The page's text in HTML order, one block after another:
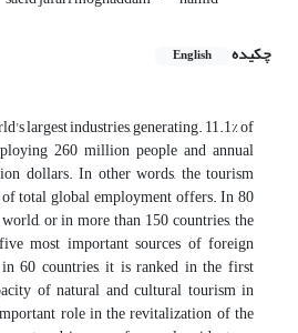
چکیده English
largest industries, generating. 11.1% of
260 million people and annual
dollars. In other words, the tourism
total global employment offers. In 80
or in more than 150 countries, the
most important sources of foreign
in 60 countries, it is ranked in the first
of natural and cultural tourism in
role in the revitalization of the